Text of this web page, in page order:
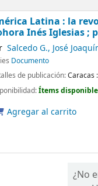
Latina : la
Inés Iglesias ;
Salcedo G., José
Documento
de publicación:Caracas :
Ítems
Agregar al carrito
¿No